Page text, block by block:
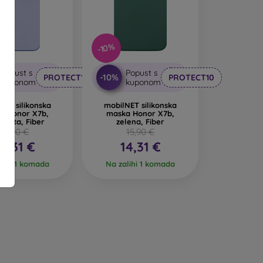
se od recikliranih materijala, pa se u prirodi
maskica za mobitel izrađenih od različitih
Popust s
kuponom
PROTECT10
silikonska
Honor X7b,
Fiber
15,90 €
14,31 €
1 komada
-10%
-10%
Popust s
kuponom
PROTECT10
mobilNET silikonska
maska Honor X7b,
zelena, Fiber
15,90 €
14,31 €
Na zalihi 1 komada